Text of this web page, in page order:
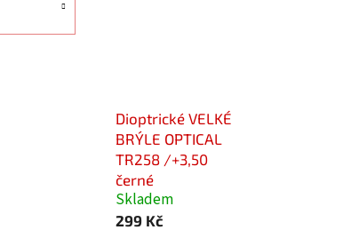
Dioptrické VELKÉ
BRÝLE OPTICAL
TR258 /+3,50
černé
Skladem
299 Kč